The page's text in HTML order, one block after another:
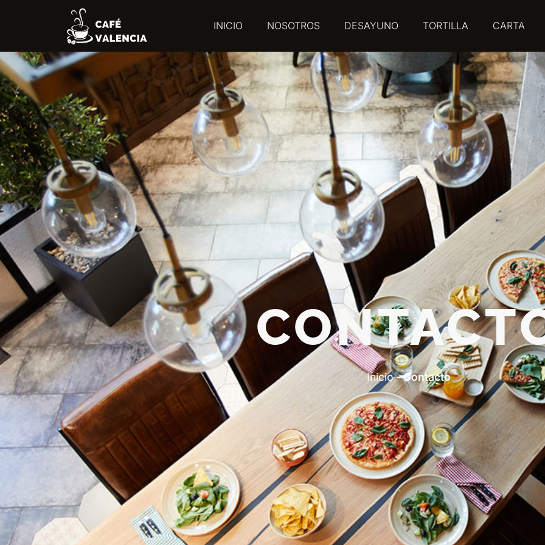
INICIO NOSOTROS DESAYUNO TORTILLA CARTA
Inicio-Contacto